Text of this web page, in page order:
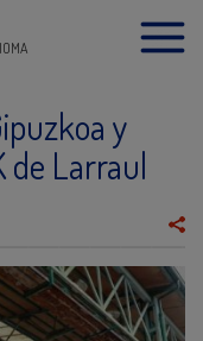
y
de Larraul